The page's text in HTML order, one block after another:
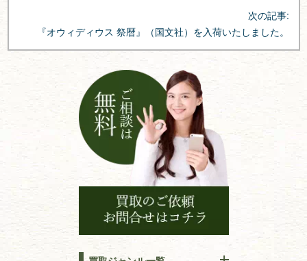
シ
次の記事:
『オウィディウス 祭暦』（国文社）を入荷いたしました。